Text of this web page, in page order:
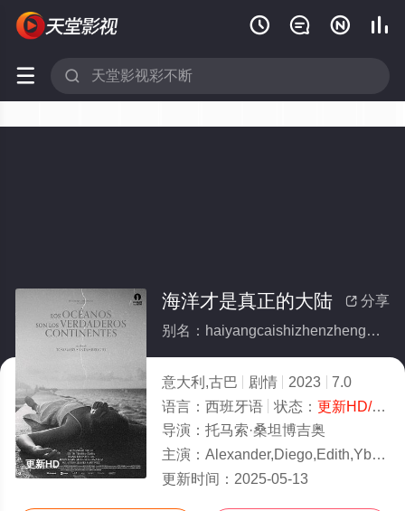
   
 
更新HD
 分享
海洋才是真正的大陆
别名：haiyangcaishizhenzhengdedalu
意大利,古巴 剧情 2023
7.0
语言： 西班牙语 状态： 更新HD/高清
导演： 托马索·桑坦博吉奥
主演： Alexander,Diego,Edith,Ybarra,Clara,Frank,
更新时间： 2025-05-13